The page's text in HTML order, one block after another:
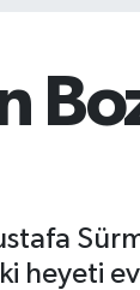
heyeti